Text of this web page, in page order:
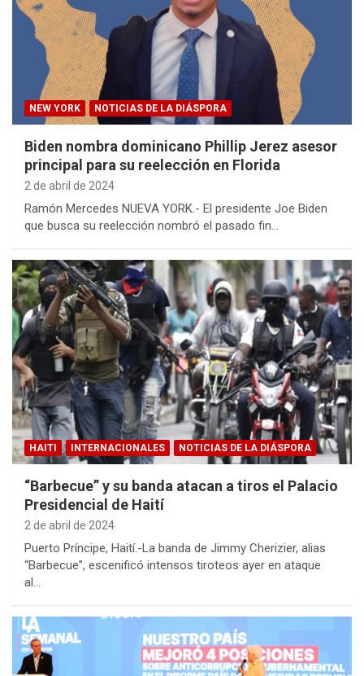
NEW YORK NOTICIAS DE LA DIÁSPORA
Biden nombra dominicano Phillip Jerez asesor
principal para su reelección en Florida
2 de abril de 2024
Ramón Mercedes NUEVA YORK.- El presidente Joe Biden
que busca su reelección nombró el pasado fin…
HAITI INTERNACIONALES NOTICIAS DE LA DIÁSPORA
“Barbecue” y su banda atacan a tiros el Palacio
Presidencial de Haití
2 de abril de 2024
Puerto Príncipe, Haití.-La banda de Jimmy Cherizier, alias
“Barbecue”, escenificó intensos tiroteos ayer en ataque
al…